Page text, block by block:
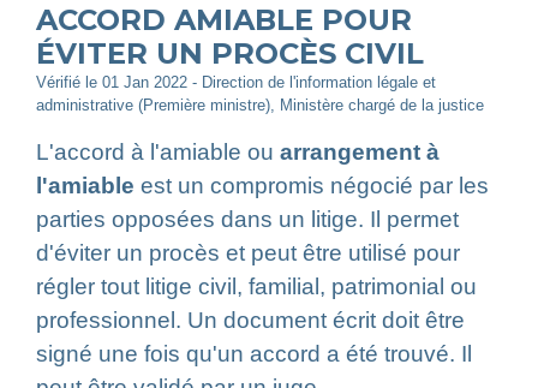
ACCORD AMIABLE POUR
ÉVITER UN PROCÈS CIVIL
Vérifié le 01 Jan 2022 - Direction de l'information légale et
administrative (Première ministre), Ministère chargé de la justice
L'accord à l'amiable ou arrangement à
l'amiable est un compromis négocié par les
parties opposées dans un litige. Il permet
d'éviter un procès et peut être utilisé pour
régler tout litige civil, familial, patrimonial ou
professionnel. Un document écrit doit être
signé une fois qu'un accord a été trouvé. Il